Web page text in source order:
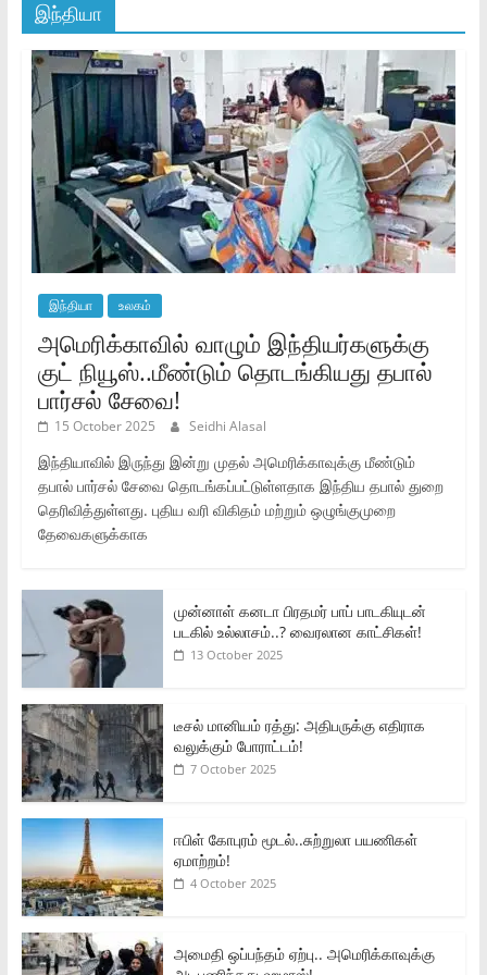
இந்தியா
இந்தியா உலகம்
அமெரிக்காவில் வாழும் இந்தியர்களுக்கு
குட் நியூஸ்..மீண்டும் தொடங்கியது தபால்
பார்சல் சேவை!
15 October 2025 Seidhi Alasal
இந்தியாவில் இருந்து இன்று முதல் அமெரிக்காவுக்கு மீண்டும்
தபால் பார்சல் சேவை தொடங்கப்பட்டுள்ளதாக இந்திய தபால் துறை
தெரிவித்துள்ளது. புதிய வரி விகிதம் மற்றும் ஒழுங்குமுறை
தேவைகளுக்காக
முன்னாள் கனடா பிரதமர் பாப் பாடகியுடன்
படகில் உல்லாசம்..? வைரலான காட்சிகள்!
13 October 2025
டீசல் மானியம் ரத்து: அதிபருக்கு எதிராக
வலுக்கும் போராட்டம்!
7 October 2025
ஈபிள் கோபுரம் மூடல்..சுற்றுலா பயணிகள்
ஏமாற்றம்!
4 October 2025
அமைதி ஒப்பந்தம் ஏற்பு.. அமெரிக்காவுக்கு